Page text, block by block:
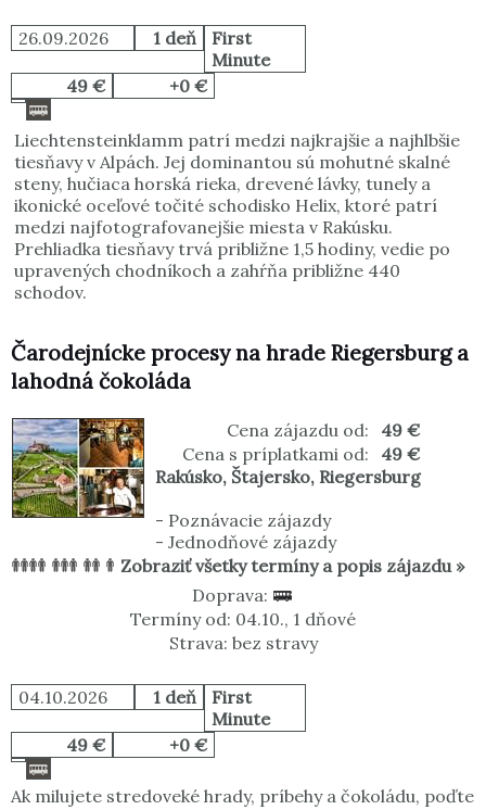
26.09.2026 1 deň
First
Minute
49 €
+0 €
Liechtensteinklamm patrí medzi najkrajšie a najhlbšie
tiesňavy v Alpách. Jej dominantou sú mohutné skalné
steny, hučiaca horská rieka, drevené lávky, tunely a
ikonické oceľové točité schodisko Helix, ktoré patrí
medzi najfotografovanejšie miesta v Rakúsku.
Prehliadka tiesňavy trvá približne 1,5 hodiny, vedie po
upravených chodníkoch a zahŕňa približne 440
schodov.
Čarodejnícke procesy na hrade Riegersburg a
lahodná čokoláda
Cena zájazdu od:
49 €
Cena s príplatkami od:
49 €
Rakúsko, Štajersko, Riegersburg
- Poznávacie zájazdy
- Jednodňové zájazdy
Zobraziť všetky termíny a popis zájazdu »
Doprava:
Termíny od: 04.10., 1 dňové
Strava: bez stravy
04.10.2026 1 deň
First
Minute
49 €
+0 €
Ak milujete stredoveké hrady, príbehy a čokoládu, poďte